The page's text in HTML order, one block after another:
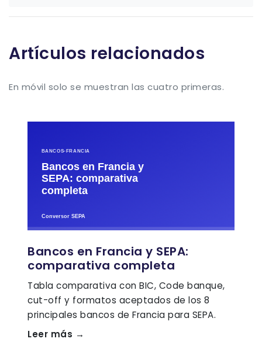
Artículos relacionados
En móvil solo se muestran las cuatro primeras.
Bancos en Francia y SEPA:
comparativa completa
Tabla comparativa con BIC, Code banque,
cut-off y formatos aceptados de los 8
principales bancos de Francia para SEPA.
Leer más →